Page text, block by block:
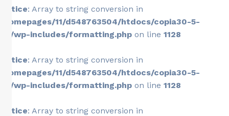
Notice: Array to string conversion in
/homepages/11/d548763504/htdocs/copia30-5-
26/wp-includes/formatting.php on line 1128
Notice: Array to string conversion in
/homepages/11/d548763504/htdocs/copia30-5-
26/wp-includes/formatting.php on line 1128
Notice: Array to string conversion in